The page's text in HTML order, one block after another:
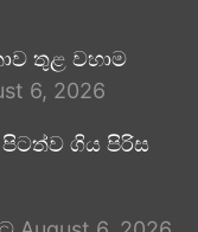
තුළ වහාම
6, 2026
පිටත්ව ගිය පිරිස